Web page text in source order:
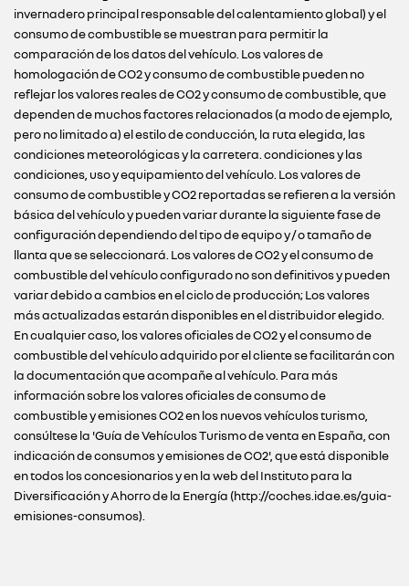
invernadero principal responsable del calentamiento global) y el
consumo de combustible se muestran para permitir la
comparación de los datos del vehículo. Los valores de
homologación de CO2 y consumo de combustible pueden no
reflejar los valores reales de CO2 y consumo de combustible, que
dependen de muchos factores relacionados (a modo de ejemplo,
pero no limitado a) el estilo de conducción, la ruta elegida, las
condiciones meteorológicas y la carretera. condiciones y las
condiciones, uso y equipamiento del vehículo. Los valores de
consumo de combustible y CO2 reportadas se refieren a la versión
básica del vehículo y pueden variar durante la siguiente fase de
configuración dependiendo del tipo de equipo y / o tamaño de
llanta que se seleccionará. Los valores de CO2 y el consumo de
combustible del vehículo configurado no son definitivos y pueden
variar debido a cambios en el ciclo de producción; Los valores
más actualizadas estarán disponibles en el distribuidor elegido.
En cualquier caso, los valores oficiales de CO2 y el consumo de
combustible del vehículo adquirido por el cliente se facilitarán con
la documentación que acompañe al vehículo. Para más
información sobre los valores oficiales de consumo de
combustible y emisiones CO2 en los nuevos vehículos turismo,
consúltese la 'Guía de Vehículos Turismo de venta en España, con
indicación de consumos y emisiones de CO2', que está disponible
en todos los concesionarios y en la web del Instituto para la
Diversificación y Ahorro de la Energía (http://coches.idae.es/guia-
emisiones-consumos).